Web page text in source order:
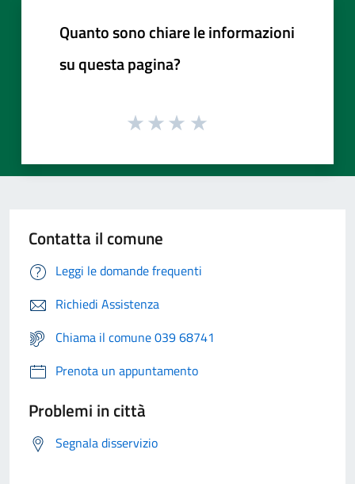
Quanto sono chiare le informazioni
su questa pagina?
Contatta il comune
Leggi le domande frequenti
Richiedi Assistenza
Chiama il comune 039 68741
Prenota un appuntamento
Problemi in città
Segnala disservizio